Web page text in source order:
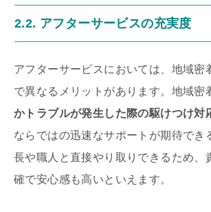
2.2. アフターサービスの充実度
アフターサービスにおいては、地域密
で異なるメリットがあります。地域密
かトラブルが発生した際の駆けつけ対
ならではの迅速なサポートが期待でき
長や職人と直接やり取りできるため、
確で安心感も高いといえます。